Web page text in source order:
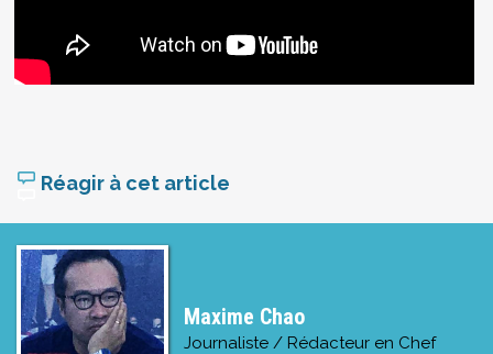
Réagir à cet article
Maxime Chao
Journaliste / Rédacteur en Chef